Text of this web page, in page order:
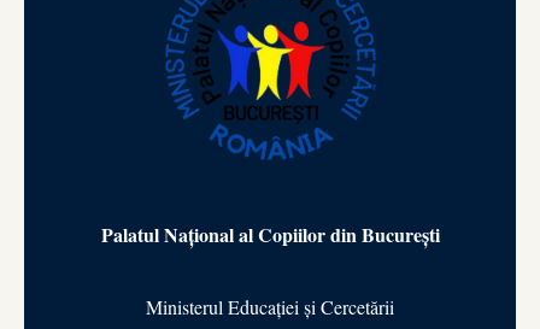
Palatul Național al Copiilor din București
Ministerul Educației și Cercetării